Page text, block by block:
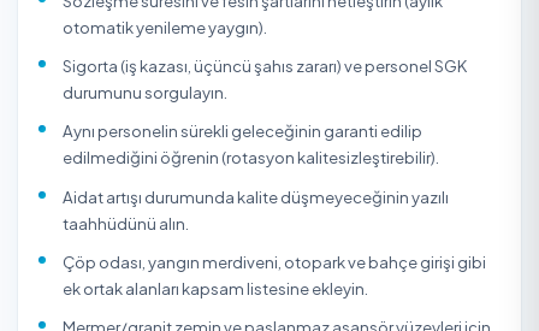
(merdiven, sahanlık, asansör, giriş holü, dış cephe,
temizlenmesidir. Daire sakinleri tarafından tek tek
profesyonel ekiplere veya yönetici tarafından
haftalık/aylık), sabit personel ve denetlenebilir kalite
Temizlik Express üzerinden apartman temizliği hizmetini
aylık/haftalık periyodik veya tek seferlik genel temizlik
alabilirsiniz. Firmaların müşteri puanları, yorumları ve fiyat